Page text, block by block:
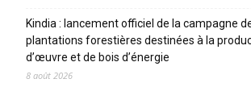
Kindia : lancement officiel de la campagne
plantations forestières destinées à la
d’œuvre et de bois d’énergie
8 août 2026